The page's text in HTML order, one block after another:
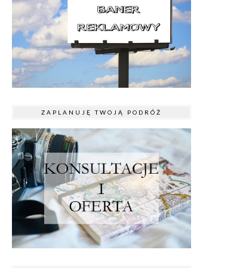
ZAPLANUJĘ TWOJĄ PODRÓŻ